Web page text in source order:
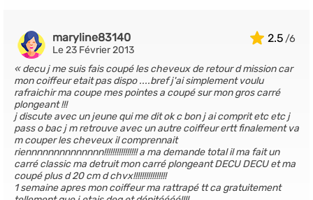
2.5
maryline83140
Le 23 Février 2013
decu j me suis fais coupé les cheveux de retour d mission car
mon coiffeur etait pas dispo ....bref j'ai simplement voulu
rafraichir ma coupe mes pointes a coupé sur mon gros carré
plongeant !!!
j discute avec un jeune qui me dit ok c bon j ai comprit etc etc j
pass o bac j m retrouve avec un autre coiffeur ertt finalement va
m couper les cheveux il comprennait
riennnnnnnnnnnnnn!!!!!!!!!!!!!!!! a ma demande total il ma fait un
carré classic ma detruit mon carré plongeant DECU DECU et ma
coupé plus d 20 cm d chvx!!!!!!!!!!!!!!!!
1 semaine apres mon coiffeur ma rattrapé tt ca gratuitement